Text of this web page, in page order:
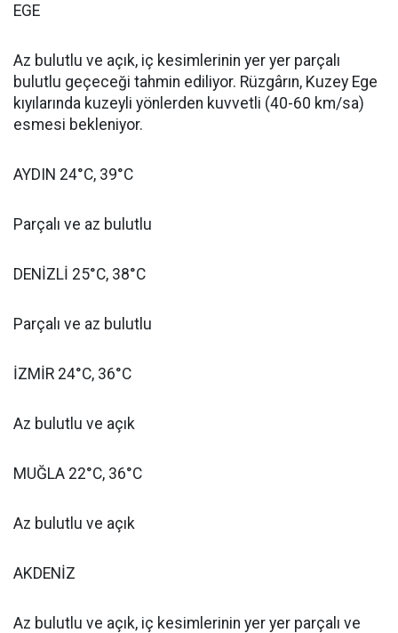
EGE
Az bulutlu ve açık, iç kesimlerinin yer yer parçalı
bulutlu geçeceği tahmin ediliyor. Rüzgârın, Kuzey Ege
kıyılarında kuzeyli yönlerden kuvvetli (40-60 km/sa)
esmesi bekleniyor.
AYDIN 24°C, 39°C
Parçalı ve az bulutlu
DENİZLİ 25°C, 38°C
Parçalı ve az bulutlu
İZMİR 24°C, 36°C
Az bulutlu ve açık
MUĞLA 22°C, 36°C
Az bulutlu ve açık
AKDENİZ
Az bulutlu ve açık, iç kesimlerinin yer yer parçalı ve